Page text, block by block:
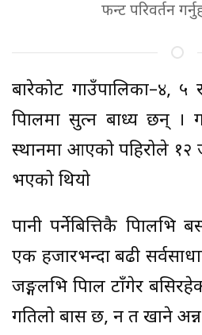
फन्ट परिवर्तन
बारेकोट गाउँपालिका–४, ५
त्रिपालमा सुत्न बाध्य छन्
स्थानमा आएको पहिरोले
भएको थियो
पानी पर्नेबित्तिकै
एक हजारभन्दा बढी
जङ्गलभित्र त्रिपाल टाँगेर
गतिलो बास छ, न त खाने